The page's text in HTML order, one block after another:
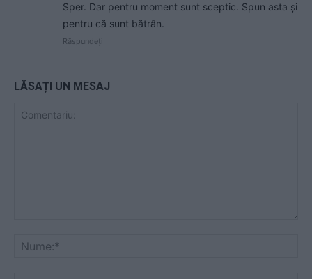
Sper. Dar pentru moment sunt sceptic. Spun asta și
pentru că sunt bătrân.
Răspundeți
LĂSAȚI UN MESAJ